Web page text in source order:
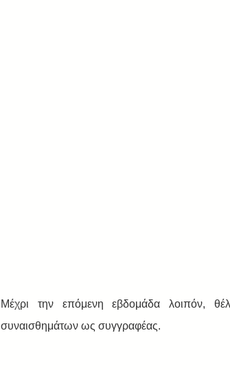
Μέχρι την επόμενη εβδομάδα λοιπόν,
συναισθημάτων ως συγγραφέας.